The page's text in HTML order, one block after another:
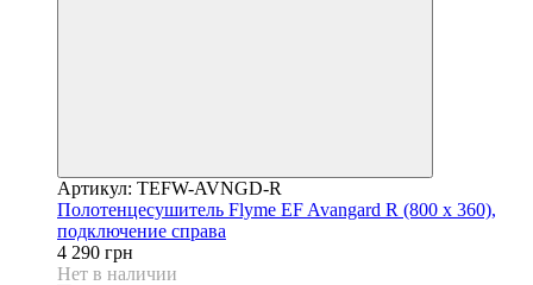
Артикул: TEFW-AVNGD-R
Полотенцесушитель Flyme EF Avangard R (800 х 360),
подключение справа
4 290 грн
Нет в наличии